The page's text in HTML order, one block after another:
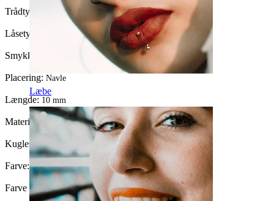
Læbe
Trådtykkelse: 1,6 mm
Låsetype: Udvendigt gevind
Smykketype:
Placering: Navle
Længde: 10 mm
Materiale: Kirurgisk stål / Messing
Kuglestørrelse:
Farve:Blank
Farve på sten:Rød / Grøn